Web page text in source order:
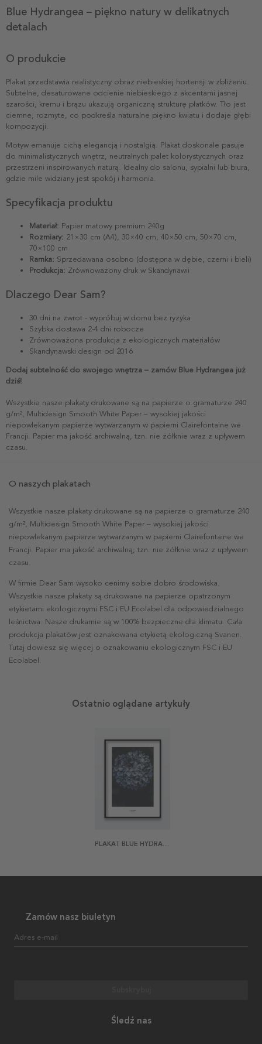
Blue Hydrangea – piękno natury w delikatnych
detalach
O produkcie
Plakat przedstawia realistyczny obraz niebieskiej hortensji w zbliżeniu.
Subtelne, desaturowane odcienie niebieskiego z akcentami jasnej
szarości, kremu i brązu ukazują organiczną strukturę płatków. Tło jest
ciemne, rozmyte, co podkreśla naturalne piękno kwiatu i dodaje głębi
kompozycji.
Motyw emanuje cichą elegancją i nostalgią. Plakat doskonale pasuje
do minimalistycznych wnętrz, neutralnych palet kolorystycznych oraz
przestrzeni inspirowanych naturą. Idealny do salonu, sypialni lub biura,
gdzie mile widziany jest spokój i harmonia.
Specyfikacja produktu
Materiał: Papier matowy premium 240g
Rozmiary: 21×30 cm (A4), 30×40 cm, 40×50 cm, 50×70 cm,
70×100 cm
Ramka: Sprzedawana osobno (dostępna w dębie, czerni i bieli)
Produkcja: Zrównoważony druk w Skandynawii
Dlaczego Dear Sam?
30 dni na zwrot - wypróbuj w domu bez ryzyka
Szybka dostawa 2-4 dni robocze
Zrównoważona produkcja z ekologicznych materiałów
Skandynawski design od 2016
Dodaj subtelność do swojego wnętrza – zamów Blue Hydrangea już
dziś!
Wszystkie nasze plakaty drukowane są na papierze o gramaturze 240
g/m², Multidesign Smooth White Paper – wysokiej jakości
niepowlekanym papierze wytwarzanym w papierni Clairefontaine we
Francji. Papier ma jakość archiwalną, tzn. nie żółknie wraz z upływem
czasu.
O naszych plakatach
Wszystkie nasze plakaty drukowane są na papierze o gramaturze 240
g/m², Multidesign Smooth White Paper – wysokiej jakości
niepowlekanym papierze wytwarzanym w papierni Clairefontaine we
Francji. Papier ma jakość archiwalną, tzn. nie żółknie wraz z upływem
czasu.
W firmie Dear Sam wysoko cenimy sobie dobro środowiska.
Wszystkie nasze plakaty są drukowane na papierze opatrzonym
etykietami ekologicznymi FSC i EU Ecolabel dla odpowiedzialnego
leśnictwa. Nasze drukarnie są w 100% bezpieczne dla klimatu. Cała
produkcja plakatów jest oznakowana etykietą ekologiczną Svanen.
Tutaj dowiesz się więcej o oznakowaniu ekologicznym FSC i EU
Ecolabel.
Ostatnio oglądane artykuły
PLAKAT BLUE HYDRANGEA
Zamów nasz biuletyn
Adres e-mail
Śledź nas